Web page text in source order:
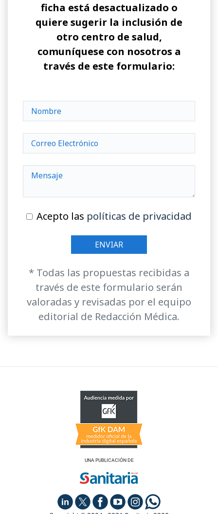
ficha está desactualizado o
quiere sugerir la inclusión de
otro centro de salud,
comuníquese con nosotros a
través de este formulario:
Acepto las políticas de privacidad
* Todas las propuestas recibidas a
través de este formulario serán
valoradas y revisadas por el equipo
editorial de Redacción Médica.
UNA PUBLICACIÓN DE